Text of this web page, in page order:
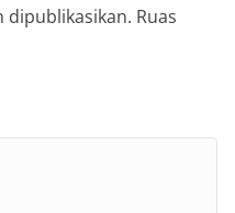
dipublikasikan. Ruas